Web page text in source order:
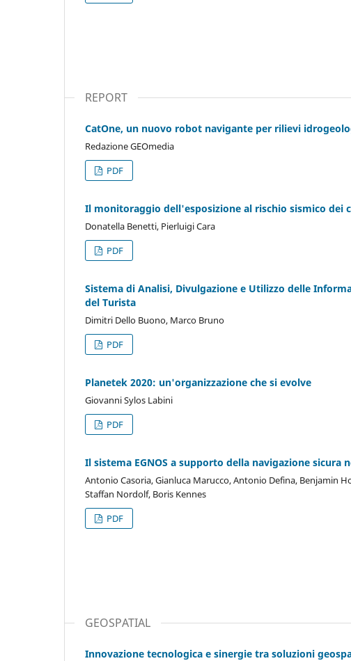
REPORT
CatOne, un nuovo robot navigante per rilievi
Redazione GEOmedia
PDF
Il monitoraggio dell'esposizione al rischio sismico dei
Donatella Benetti, Pierluigi Cara
PDF
Sistema di Analisi, Divulgazione e Utilizzo delle
del Turista
Dimitri Dello Buono, Marco Bruno
PDF
Planetek 2020: un'organizzazione che si evolve
Giovanni Sylos Labini
PDF
Il sistema EGNOS a supporto della navigazione
Antonio Casoria, Gianluca Marucco, Antonio Defina, Benjamin
Staffan Nordolf, Boris Kennes
PDF
GEOSPATIAL
Innovazione tecnologica e sinergie tra soluzioni